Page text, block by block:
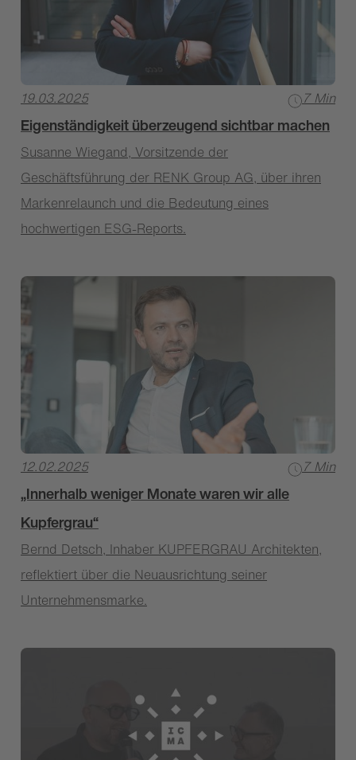
19.03.2025 7 Min
Eigenständigkeit überzeugend sichtbar machen
Susanne Wiegand, Vorsitzende der
Geschäftsführung der RENK Group AG, über ihren
Markenrelaunch und die Bedeutung eines
hochwertigen ESG-Reports.
12.02.2025 7 Min
„Innerhalb weniger Monate waren wir alle
Kupfergrau“
Bernd Detsch, Inhaber KUPFERGRAU Architekten,
reflektiert über die Neuausrichtung seiner
Unternehmensmarke.